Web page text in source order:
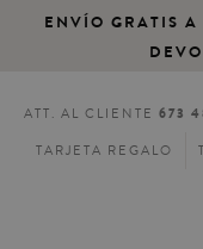
ENVÍO GRATIS
ATT. AL CLIENTE 673
TARJETA REGALO